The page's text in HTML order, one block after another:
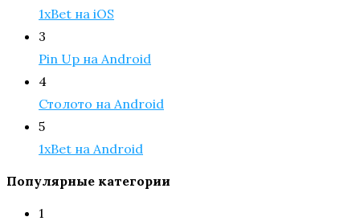
1xBet на iOS
3
Pin Up на Android
4
Столото на Android
5
1xBet на Android
Популярные категории
1